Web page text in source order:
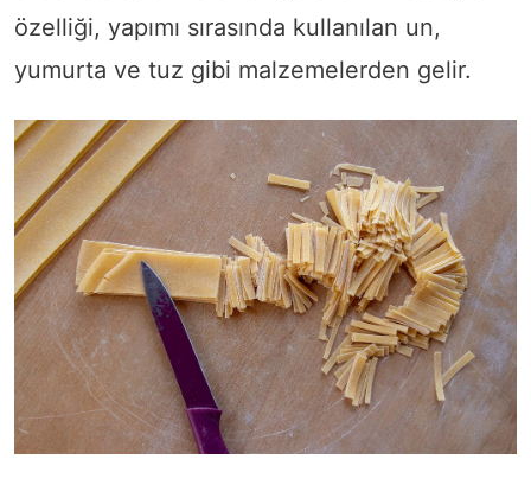
özelliği, yapımı sırasında kullanılan un,
yumurta ve tuz gibi malzemelerden gelir.